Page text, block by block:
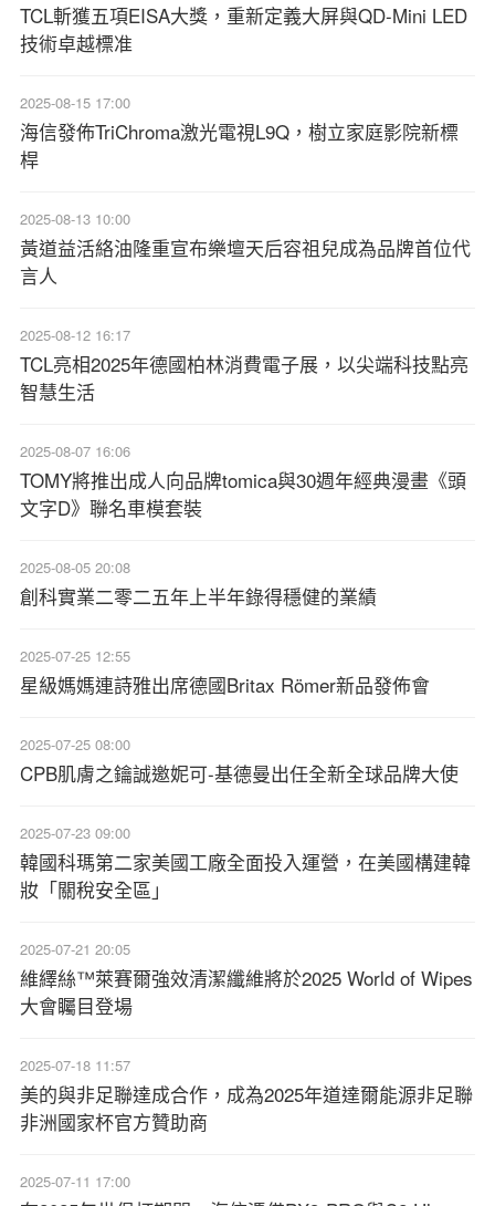
TCL斬獲五項EISA大獎，重新定義大屏與QD-Mini LED
技術卓越標准
2025-08-15 17:00
海信發佈TriChroma激光電視L9Q，樹立家庭影院新標
桿
2025-08-13 10:00
黃道益活絡油隆重宣布樂壇天后容祖兒成為品牌首位代
言人
2025-08-12 16:17
TCL亮相2025年德國柏林消費電子展，以尖端科技點亮
智慧生活
2025-08-07 16:06
TOMY將推出成人向品牌tomica與30週年經典漫畫《頭
文字D》聯名車模套裝
2025-08-05 20:08
創科實業二零二五年上半年錄得穩健的業績
2025-07-25 12:55
星級媽媽連詩雅出席德國Britax Römer新品發佈會
2025-07-25 08:00
CPB肌膚之鑰誠邀妮可-基德曼出任全新全球品牌大使
2025-07-23 09:00
韓國科瑪第二家美國工廠全面投入運營，在美國構建韓
妝「關稅安全區」
2025-07-21 20:05
維繹絲™萊賽爾強效清潔纖維將於2025 World of Wipes
大會矚目登場
2025-07-18 11:57
美的與非足聯達成合作，成為2025年道達爾能源非足聯
非洲國家杯官方贊助商
2025-07-11 17:00